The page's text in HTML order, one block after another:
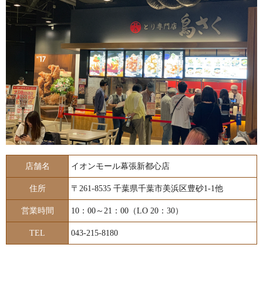
店舗名 イオンモール幕張新都心店
住所 〒261-8535 千葉県千葉市美浜区豊砂1-1他
営業時間 10：00～21：00（LO 20：30）
TEL 043-215-8180